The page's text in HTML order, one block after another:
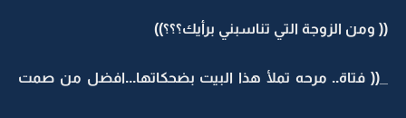
(( ومن الزوجة التي تناسبني برأيك؟؟؟))
_(( فتاة.. مرحه تملأ هذا البيت بضحكاتها...افضل من صمت